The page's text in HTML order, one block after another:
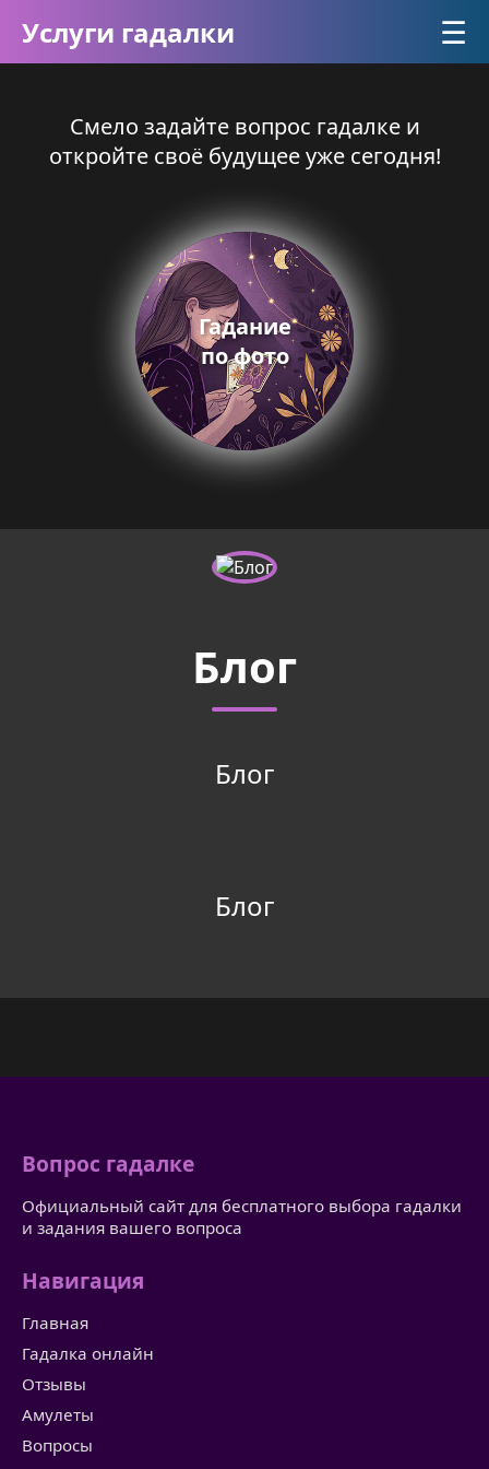
Услуги гадалки ☰
Смело задайте вопрос гадалке и
откройте своё будущее уже сегодня!
Гадание
по фото
Блог
Блог
Блог
Вопрос гадалке
Официальный сайт для бесплатного выбора гадалки
и задания вашего вопроса
Навигация
Главная
Гадалка онлайн
Отзывы
Амулеты
Вопросы